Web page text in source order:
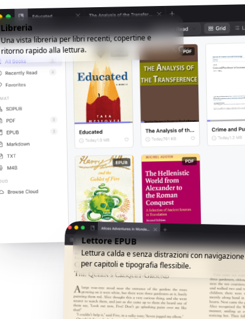
Libreria
Una vista libreria per libri recenti, copertine e
ritorno rapido alla lettura.
Lettore EPUB
Lettura calda e senza distrazioni con navigazione
per capitoli e tipografia flessibile.